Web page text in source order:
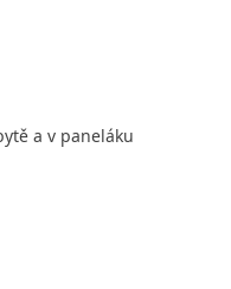
a v paneláku